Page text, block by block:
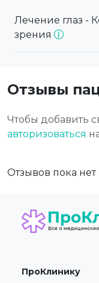
Лечение глаз -
зрения
Отзывы
Чтобы добавить
авторизоваться
Отзывов пока нет
ПроКлинику